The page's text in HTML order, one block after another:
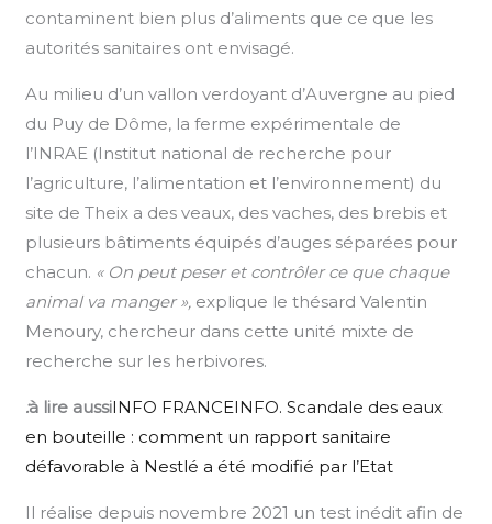
contaminent bien plus d’aliments que ce que les
autorités sanitaires ont envisagé.
Au milieu d’un vallon verdoyant d’Auvergne au pied
du Puy de Dôme, la ferme expérimentale de
l’INRAE (Institut national de recherche pour
l’agriculture, l’alimentation et l’environnement) du
site de Theix a des veaux, des vaches, des brebis et
plusieurs bâtiments équipés d’auges séparées pour
chacun. « On peut peser et contrôler ce que chaque
animal va manger », explique le thésard Valentin
Menoury, chercheur dans cette unité mixte de
recherche sur les herbivores.
:à lire aussiINFO FRANCEINFO. Scandale des eaux
en bouteille : comment un rapport sanitaire
défavorable à Nestlé a été modifié par l’Etat
Il réalise depuis novembre 2021 un test inédit afin de